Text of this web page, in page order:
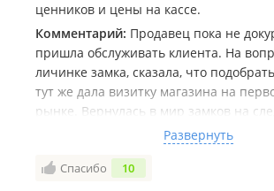
ценников и цены на кассе.
Комментарий: Продавец пока не
пришла обслуживать клиента. На
личинке замка, сказала, что
тут же дала визитку магазина на
рынке. Вернулась в мир замков на
личинка оказалась в наличии, но мне
аналог, который дешевле в два раза.
толком, в чем различия, возможно
Развернуть
Спасибо 10